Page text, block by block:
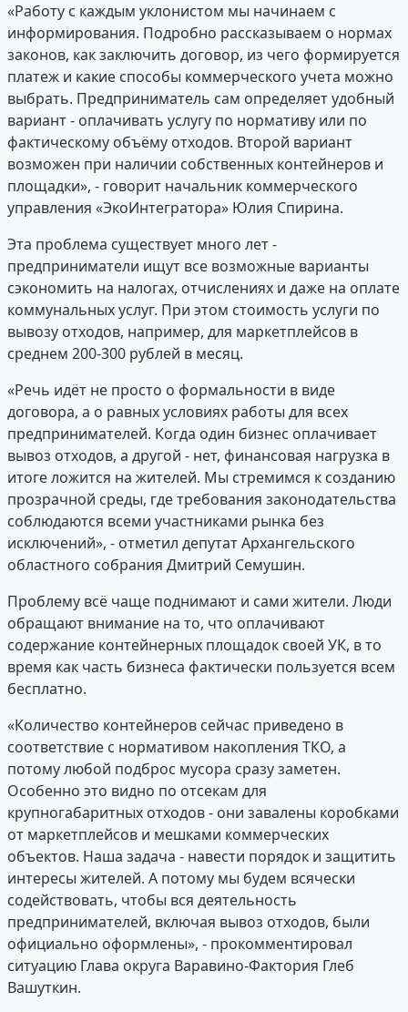
«Работу с каждым уклонистом мы начинаем с
информирования. Подробно рассказываем о нормах
законов, как заключить договор, из чего формируется
платеж и какие способы коммерческого учета можно
выбрать. Предприниматель сам определяет удобный
вариант - оплачивать услугу по нормативу или по
фактическому объёму отходов. Второй вариант
возможен при наличии собственных контейнеров и
площадки», - говорит начальник коммерческого
управления «ЭкоИнтегратора» Юлия Спирина.
Эта проблема существует много лет -
предприниматели ищут все возможные варианты
сэкономить на налогах, отчислениях и даже на оплате
коммунальных услуг. При этом стоимость услуги по
вывозу отходов, например, для маркетплейсов в
среднем 200-300 рублей в месяц.
«Речь идёт не просто о формальности в виде
договора, а о равных условиях работы для всех
предпринимателей. Когда один бизнес оплачивает
вывоз отходов, а другой - нет, финансовая нагрузка в
итоге ложится на жителей. Мы стремимся к созданию
прозрачной среды, где требования законодательства
соблюдаются всеми участниками рынка без
исключений», - отметил депутат Архангельского
областного собрания Дмитрий Семушин.
Проблему всё чаще поднимают и сами жители. Люди
обращают внимание на то, что оплачивают
содержание контейнерных площадок своей УК, в то
время как часть бизнеса фактически пользуется всем
бесплатно.
«Количество контейнеров сейчас приведено в
соответствие с нормативом накопления ТКО, а
потому любой подброс мусора сразу заметен.
Особенно это видно по отсекам для
крупногабаритных отходов - они завалены коробками
от маркетплейсов и мешками коммерческих
объектов. Наша задача - навести порядок и защитить
интересы жителей. А потому мы будем всячески
содействовать, чтобы вся деятельность
предпринимателей, включая вывоз отходов, были
официально оформлены», - прокомментировал
ситуацию Глава округа Варавино-Фактория Глеб
Вашуткин.